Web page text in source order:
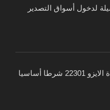
لدخول أسواق التصدير
لماذا أصبحت شهادة الايزو 22301 شرطا أساسيا